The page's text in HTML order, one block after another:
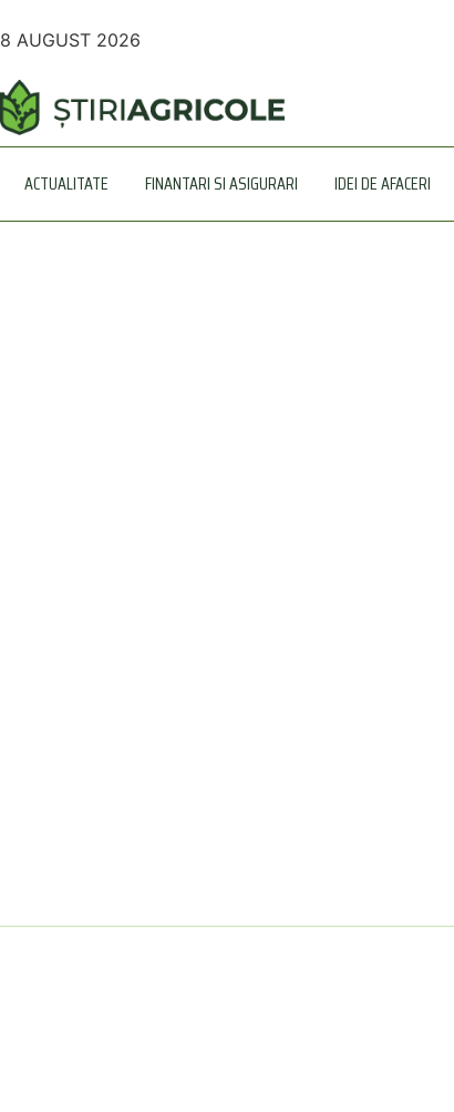
8 AUGUST 2026
ACTUALITATE FINANTARI SI ASIGURARI IDEI DE AFACERI